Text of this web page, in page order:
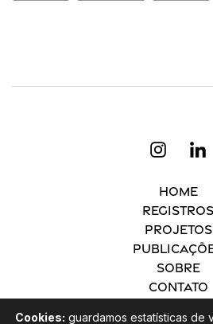
Home
Registros
Projetos
Sobre
Contato
Cookies: guardamos estatísticas de